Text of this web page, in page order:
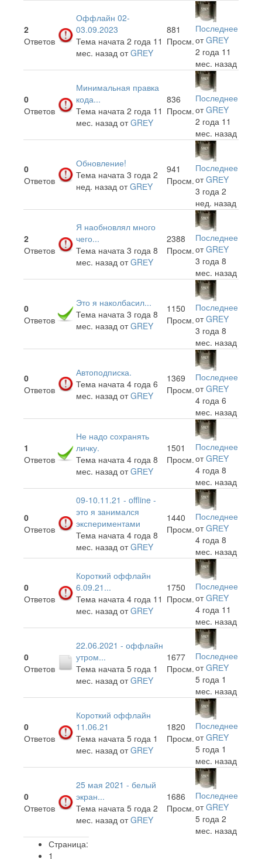
2
Ответов
Оффлайн 02-
03.09.2023
Тема начата 2 года 11
мес. назад отGRЕY
881
Просм.
Последнее
отGRЕY
2 года 11
мес. назад
0
Ответов
Минимальная правка
кода...
Тема начата 2 года 11
мес. назад отGRЕY
836
Просм.
Последнее
отGRЕY
2 года 11
мес. назад
0
Ответов
Обновление!
Тема начата 3 года 2
нед. назад отGRЕY
941
Просм.
Последнее
отGRЕY
3 года 2
нед. назад
2
Ответов
Я наобновлял много
чего...
Тема начата 3 года 8
мес. назад отGRЕY
2388
Просм.
Последнее
отGRЕY
3 года 8
мес. назад
0
Ответов
Это я наколбасил...
Тема начата 3 года 8
мес. назад отGREY
1150
Просм.
Последнее
отGREY
3 года 8
мес. назад
0
Ответов
Автоподписка.
Тема начата 4 года 6
мес. назад отGRЕY
1369
Просм.
Последнее
отGRЕY
4 года 6
мес. назад
1
Ответов
Не надо сохранять
личку.
Тема начата 4 года 8
мес. назад отGRЕY
1501
Просм.
Последнее
отGRЕY
4 года 8
мес. назад
0
Ответов
09-10.11.21 - offline -
это я занимался
экспериментами
Тема начата 4 года 8
мес. назад отGRЕY
1440
Просм.
Последнее
отGRЕY
4 года 8
мес. назад
0
Ответов
Короткий оффлайн
6.09.21...
Тема начата 4 года 11
мес. назад отGRЕY
1750
Просм.
Последнее
отGRЕY
4 года 11
мес. назад
0
Ответов
22.06.2021 - оффлайн
утром...
Тема начата 5 года 1
мес. назад отGRЕY
1677
Просм.
Последнее
отGRЕY
5 года 1
мес. назад
0
Ответов
Короткий оффлайн
11.06.21
Тема начата 5 года 1
мес. назад отGRЕY
1820
Просм.
Последнее
отGRЕY
5 года 1
мес. назад
0
Ответов
25 мая 2021 - белый
экран...
Тема начата 5 года 2
мес. назад отGRЕY
1686
Просм.
Последнее
отGRЕY
5 года 2
мес. назад
Страница:
1